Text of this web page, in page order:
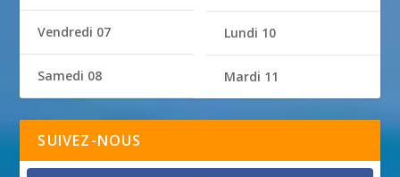
Vendredi 07
Samedi 08
Lundi 10
Mardi 11
SUIVEZ-NOUS